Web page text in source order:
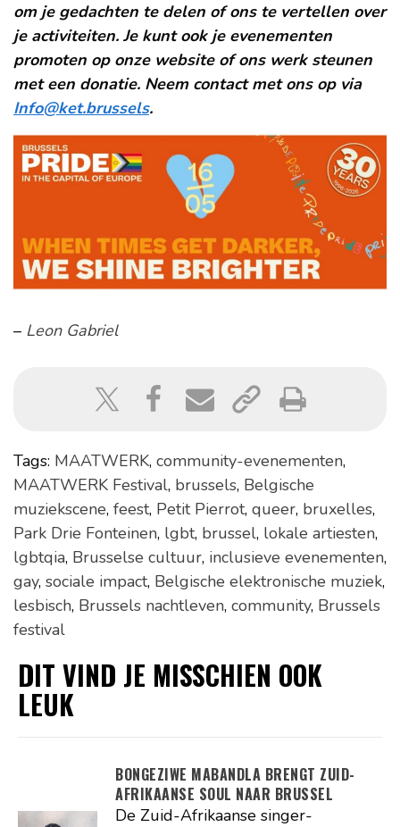
om je gedachten te delen of ons te vertellen over
je activiteiten. Je kunt ook je evenementen
promoten op onze website of ons werk steunen
met een donatie. Neem contact met ons op via
Info@ket.brussels.
– Leon Gabriel
Tags: MAATWERK, community-evenementen,
MAATWERK Festival, brussels, Belgische
muziekscene, feest, Petit Pierrot, queer, bruxelles,
Park Drie Fonteinen, lgbt, brussel, lokale artiesten,
lgbtqia, Brusselse cultuur, inclusieve evenementen,
gay, sociale impact, Belgische elektronische muziek,
lesbisch, Brussels nachtleven, community, Brussels
festival
DIT VIND JE MISSCHIEN OOK
LEUK
BONGEZIWE MABANDLA BRENGT ZUID-
AFRIKAANSE SOUL NAAR BRUSSEL
De Zuid-Afrikaanse singer-